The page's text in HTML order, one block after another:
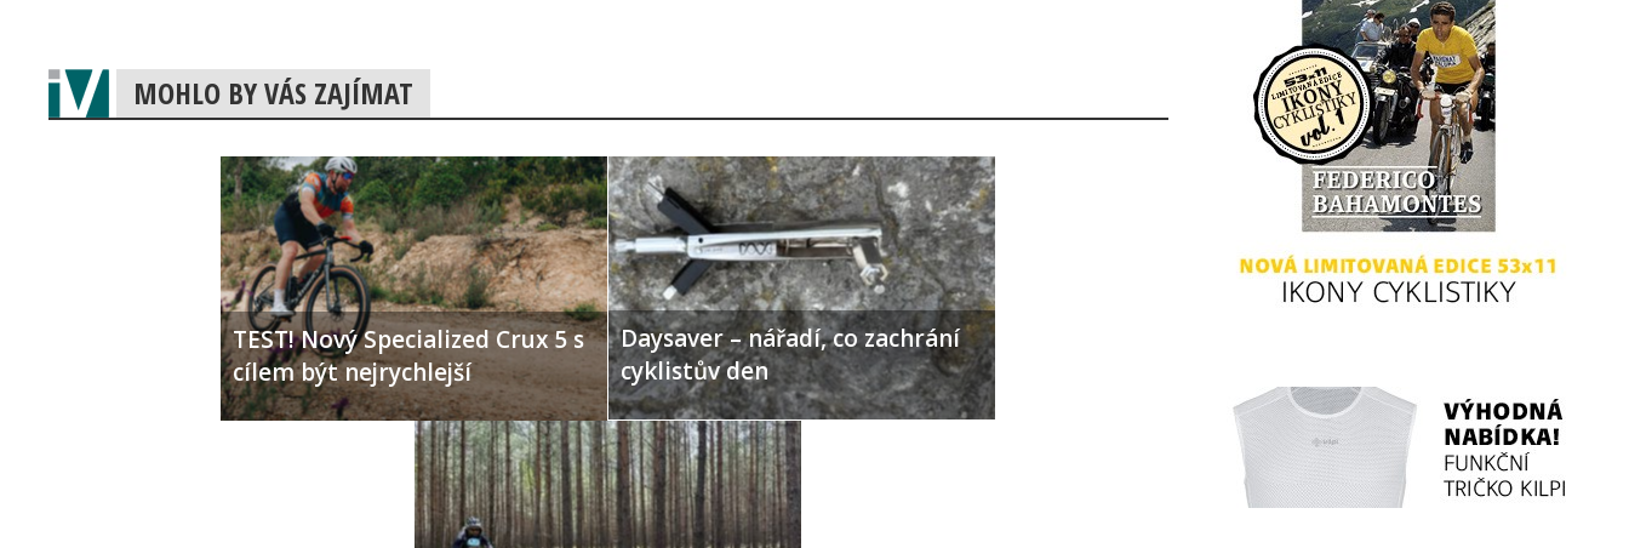
MOHLO BY VÁS ZAJÍMAT
TEST! Nový Specialized Crux 5 s
cílem být nejrychlejší
Daysaver – nářadí, co zachrání
cyklistův den